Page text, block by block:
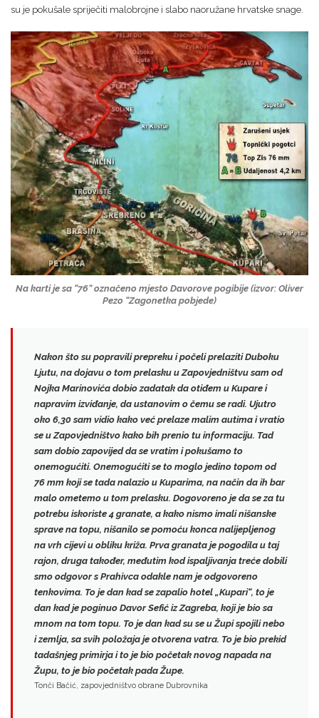
su je pokušale spriječiti malobrojne i slabo naoružane hrvatske snage.
Na karti je sa “76” označeno mjesto Davorove pogibije (izvor: Oliver
Pezo “Zagonetka pobjede)
Nakon što su popravili prepreku i počeli prelaziti Duboku
Ljutu, na dojavu o tom prelasku u Zapovjedništvu sam od
Nojka Marinovića dobio zadatak da otiđem u Kupare i
napravim izviđanje, da ustanovim o čemu se radi. Ujutro
oko 6,30 sam vidio kako već prelaze malim autima i vratio
se u Zapovjedništvo kako bih prenio tu informaciju. Tad
sam dobio zapovijed da se vratim i pokušamo to
onemogućiti. Onemogućiti se to moglo jedino topom od
76 mm koji se tada nalazio u Kuparima, na način da ih bar
malo ometemo u tom prelasku. Dogovoreno je da se za tu
potrebu iskoriste 4 granate, a kako nismo imali nišanske
sprave na topu, nišanilo se pomoću konca nalijepljenog
na vrh cijevi u obliku križa. Prva granata je pogodila u taj
rajon, druga također, međutim kod ispaljivanja treće dobili
smo odgovor s Prahivca odakle nam je odgovoreno
tenkovima. To je dan kad se zapalio hotel „Kupari“, to je
dan kad je poginuo Davor Sefić iz Zagreba, koji je bio sa
mnom na tom topu. To je dan kad su se u Župi spojili nebo
i zemlja, sa svih položaja je otvorena vatra. To je bio prekid
tadašnjeg primirja i to je bio početak novog napada na
Župu, to je bio početak pada Župe.
Tonči Bačić, zapovjedništvo obrane Dubrovnika